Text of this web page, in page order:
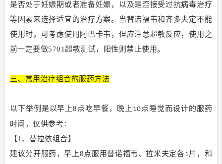
是否处于妊娠期或者准备妊娠，以及是否接受过抗病毒治疗
等因素来选择适宜的治疗方案。当替诺福韦和齐多夫定不能
使用时，可考虑使用阿巴卡韦，但应注意超敏反应，使用之
前一定要做5701超敏测试，阳性则禁止使用。
三、常用治疗组合的服药方法
以下举例是以早上8点吃早餐，晚上 10 点睡觉而设计的服药
时间，仅供参考：
【1、替拉依组合】
建议分开服药，早上8点服用替诺福韦、拉米夫定各1片，和